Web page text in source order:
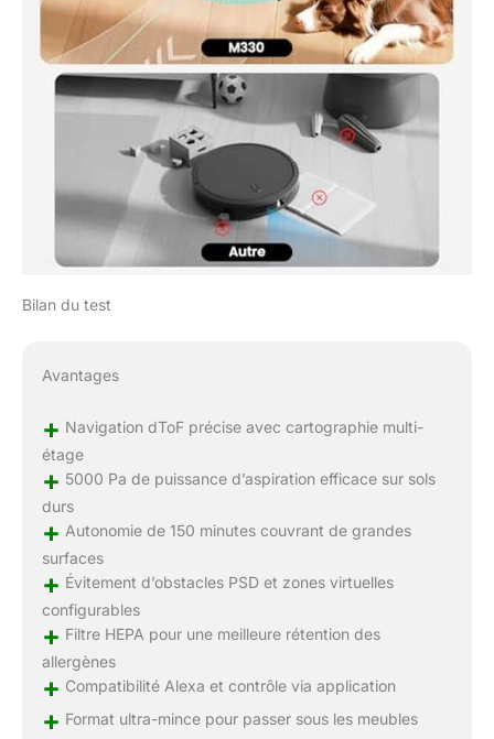
Bilan du test
Avantages
+ Navigation dToF précise avec cartographie multi-
étage
+ 5000 Pa de puissance d’aspiration efficace sur sols
durs
+ Autonomie de 150 minutes couvrant de grandes
surfaces
+ Évitement d’obstacles PSD et zones virtuelles
configurables
+ Filtre HEPA pour une meilleure rétention des
allergènes
+ Compatibilité Alexa et contrôle via application
+ Format ultra-mince pour passer sous les meubles